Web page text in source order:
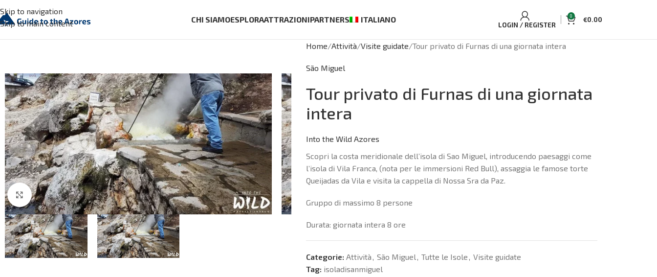
Skip to navigation
Skip to main content
CHI SIAMOESPLORAATTRAZIONIPARTNERS ITALIANO
LOGIN / REGISTER
0 €0.00
Click to enlarge
Home Attività Visite guidate Tour privato di Furnas di una giornata intera
São Miguel
Tour privato di Furnas di una giornata
intera
Into the Wild Azores
Scopri la costa meridionale dell’isola di Sao Miguel, introducendo paesaggi come
l’isola di Vila Franca, (nota per le immersioni Red Bull), assaggia le famose torte
Queijadas da Vila e visita la cappella di Nossa Sra da Paz.
Gruppo di massimo 8 persone
Durata: giornata intera 8 ore
Categorie: Attività, São Miguel, Tutte le Isole, Visite guidate
Tag: isoladisanmiguel